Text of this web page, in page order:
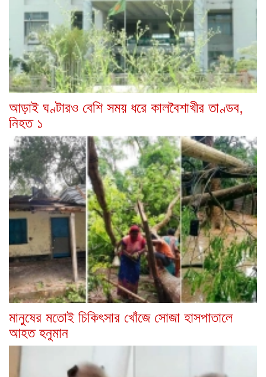
আড়াই ঘণ্টারও বেশি সময় ধরে কালবৈশাখীর তাণ্ডব,
নিহত ১
মানুষের মতোই চিকিৎসার খোঁজে সোজা হাসপাতালে
আহত হনুমান